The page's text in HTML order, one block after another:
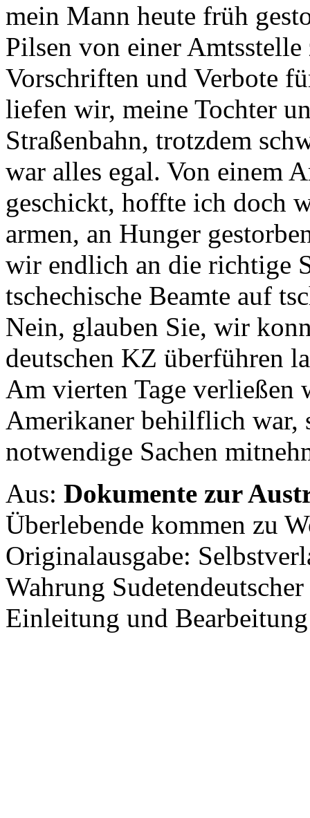
mein Mann heute früh
Pilsen von einer
Vorschriften und Verbote
liefen wir, meine Tochter
Straßenbahn, trotzdem
war alles egal. Von einem
geschickt, hoffte ich doch
armen, an Hunger
wir endlich an die richtige
tschechische Beamte auf
Nein, glauben Sie, wir
deutschen KZ überführen
Am vierten Tage verließen
Amerikaner behilflich war,
notwendige Sachen
Aus: Dokumente zur
Überlebende kommen zu
Originalausgabe:
Wahrung
Einleitung und